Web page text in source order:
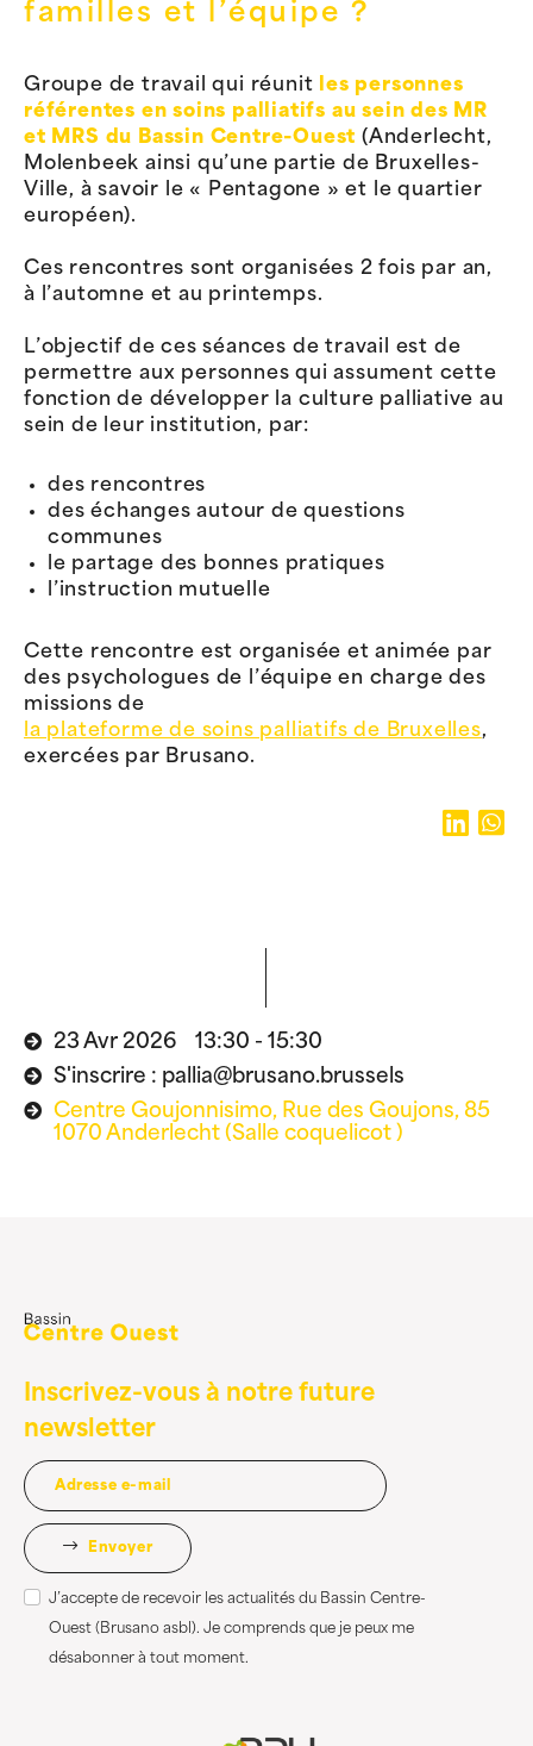
familles et l’équipe ?
Groupe de travail qui réunit
les personnes
référentes en soins palliatifs au sein des MR
et MRS du Bassin Centre-Ouest (Anderlecht,
Molenbeek ainsi qu’une partie de Bruxelles-
Ville, à savoir le « Pentagone » et le quartier
européen).
Ces rencontres sont organisées 2 fois par an,
à l’automne et au printemps.
L’objectif de ces séances de travail est de
permettre aux personnes qui assument cette
fonction de développer la culture palliative au
sein de leur institution, par:
des rencontres
des échanges autour de questions
communes
le partage des bonnes pratiques
l’instruction mutuelle
Cette rencontre est organisée et animée par
des psychologues de l’équipe en charge des
missions de
la plateforme de soins palliatifs de Bruxelles,
exercées par Brusano.
23 Avr 2026 13:30 - 15:30
S'inscrire : pallia@brusano.brussels
Centre Goujonnisimo, Rue des Goujons, 85
1070 Anderlecht (Salle coquelicot )
Inscrivez-vous à notre future
newsletter
Envoyer
J’accepte de recevoir les actualités du Bassin Centre-
Ouest (Brusano asbl). Je comprends que je peux me
désabonner à tout moment.